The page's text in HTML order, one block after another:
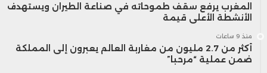
المغرب يرفع سقف طموحاته في صناعة الطيران ويستهدف
الأنشطة الأعلى قيمة
منذ 9 ساعات
أكثر من 2.7 مليون من مغاربة العالم يعبرون إلى المملكة
ضمن عملية “مرحبا”